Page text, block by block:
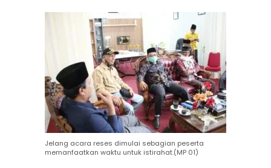
Jelang acara reses dimulai sebagian peserta
memanfaatkan waktu untuk istirahat.(MP 01)